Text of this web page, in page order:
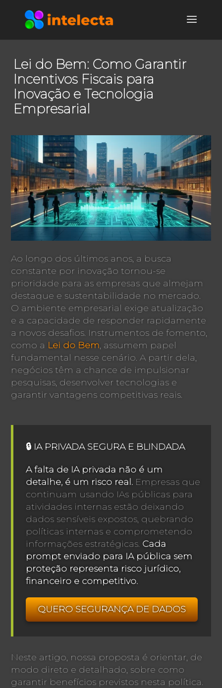
Lei do Bem: Como Garantir
Incentivos Fiscais para
Inovação e Tecnologia
Empresarial
Ao longo dos últimos anos, a busca
constante por inovação tornou-se
prioridade para as empresas que almejam
destaque e sustentabilidade no mercado.
O ambiente empresarial exige atualização
e a capacidade de responder rapidamente
a novos desafios. Instrumentos de fomento,
como a Lei do Bem, assumem papel
fundamental nesse cenário. A partir dela,
negócios têm a chance de impulsionar
pesquisas, desenvolver tecnologias e
garantir vantagens competitivas reais.
🔒 IA PRIVADA SEGURA E BLINDADA
A falta de IA privada não é um
detalhe, é um risco real. Empresas que
continuam usando IAs públicas para
atividades internas estão deixando
dados sensíveis expostos, quebrando
políticas internas e comprometendo
informações estratégicas. Cada
prompt enviado para IA pública sem
proteção representa risco jurídico,
financeiro e competitivo.
QUERO SEGURANÇA DE DADOS
Neste artigo, nossa proposta é orientar, de
modo direto e detalhado, sobre como
garantir benefícios previstos nesta política.